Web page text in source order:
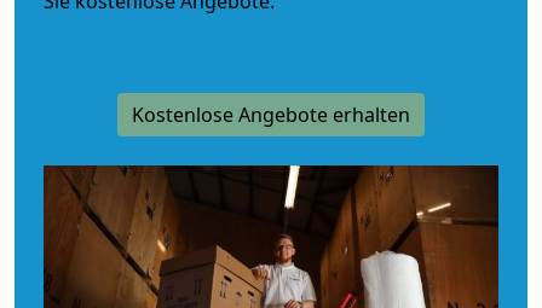
Kostenlose Angebote erhalten